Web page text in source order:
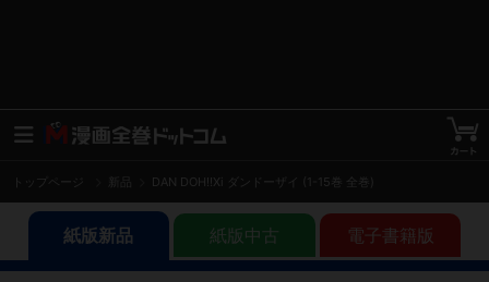
トップページ DAN DOH!!Xi ダンドーザイ (1-15巻 全巻)
紙版新品 紙版中古 電子書籍版